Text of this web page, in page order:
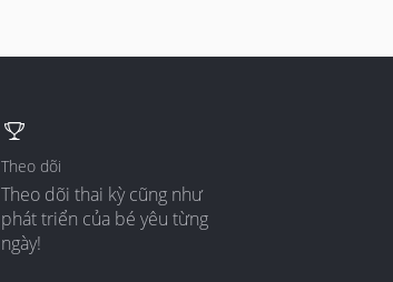
Theo dõi
Theo dõi thai kỳ cũng như
phát triển của bé yêu từng
ngày!